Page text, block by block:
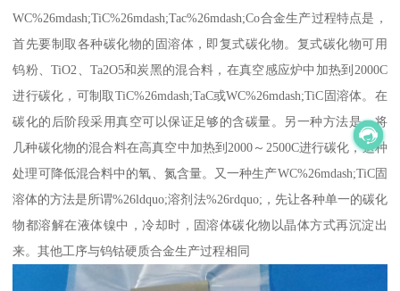
WC%26mdash;TiC%26mdash;Tac%26mdash;Co合金生产过程特点是，
首先要制取各种碳化物的固溶体，即复式碳化物。复式碳化物可用
钨粉、TiO2、Ta2O5和炭黑的混合料，在真空感应炉中加热到2000C
进行碳化，可制取TiC%26mdash;TaC或WC%26mdash;TiC固溶体。在
碳化的后阶段采用真空可以保证足够的含碳量。另一种方法是，将
几种碳化物的混合料在高真空中加热到2000～2500C进行碳化，这种
处理可降低混合料中的氧、氮含量。又一种生产WC%26mdash;TiC固
溶体的方法是所谓%26ldquo;溶剂法%26rdquo;，先让各种单一的碳化
物都溶解在液体镍中，冷却时，固溶体碳化物以晶体方式再沉淀出
来。其他工序与钨钴硬质合金生产过程相同